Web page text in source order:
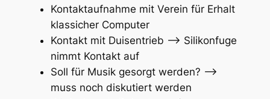
Kontaktaufnahme mit Verein für Erhalt
klassicher Computer
Kontakt mit Duisentrieb –> Silikonfuge
nimmt Kontakt auf
Soll für Musik gesorgt werden? –>
muss noch diskutiert werden